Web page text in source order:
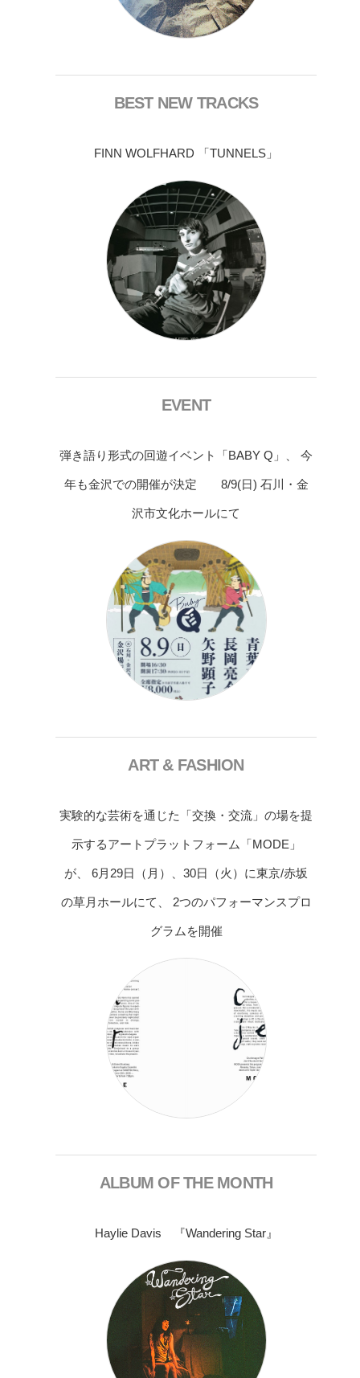
BEST NEW TRACKS
FINN WOLFHARD 「TUNNELS」
EVENT
弾き語り形式の回遊イベント「BABY Q」、 今
年も金沢での開催が決定 8/9(日) 石川・金
沢市文化ホールにて
ART & FASHION
実験的な芸術を通じた「交換・交流」の場を提
示するアートプラットフォーム「MODE」
が、 6月29日（月）、30日（火）に東京/赤坂
の草月ホールにて、 2つのパフォーマンスプロ
グラムを開催
ALBUM OF THE MONTH
Haylie Davis 『Wandering Star』